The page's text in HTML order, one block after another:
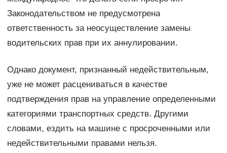
Законодательством не предусмотрена
ответственность за неосуществление замены
водительских прав при их аннулировании.
Однако документ, признанный недействительным,
уже не может расцениваться в качестве
подтверждения прав на управление определенными
категориями транспортных средств. Другими
словами, ездить на машине с просроченными или
недействительными правами нельзя.